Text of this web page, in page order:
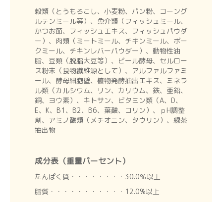
穀類（とうもろこし、小麦粉、パン粉、コーング
ルテンミール等）、魚介類（フィッシュミール、
かつお節、フィッシュエキス、フィッシュパウダ
ー）、肉類（ミートミール、チキンミール、ポー
クミール、チキンレバーパウダー）、動物性油
脂、豆類（脱脂大豆等）、ビール酵母、セルロー
ス粉末（食物繊維源として）、アルファルファミ
ール、酵母細胞壁、植物発酵抽出エキス、ミネラ
ル類（カルシウム、リン、カリウム、鉄、亜鉛、
銅、ヨウ素）、キトサン、ビタミン類（A、D、
E、K、B1、B2、B6、葉酸、コリン）、ｐH調整
剤、アミノ酸類（メチオニン、タウリン）、緑茶
抽出物
成分表（重量パーセント）
たんぱく質・・・・・・・・30.0％以上
脂質・・・・・・・・・・・12.0%以上